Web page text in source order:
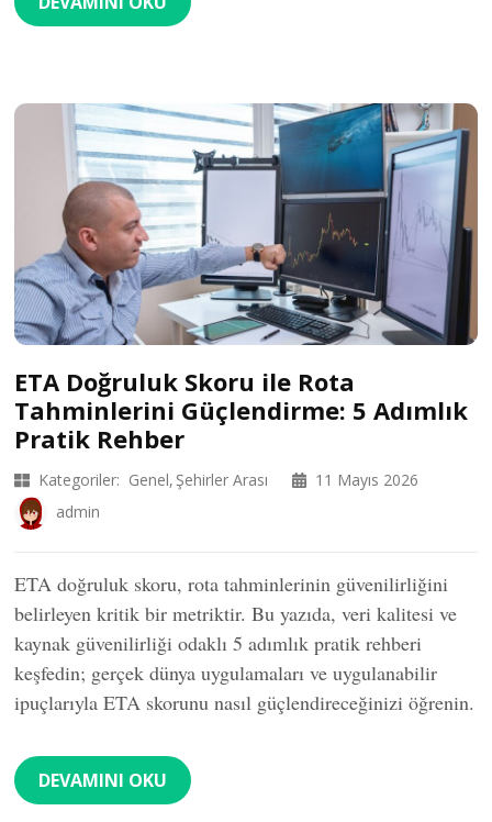
ETA Doğruluk Skoru ile Rota
Tahminlerini Güçlendirme: 5 Adımlık
Pratik Rehber
Kategoriler: Genel Şehirler Arası
11 Mayıs 2026
admin
ETA doğruluk skoru, rota tahminlerinin güvenilirliğini
belirleyen kritik bir metriktir. Bu yazıda, veri kalitesi ve
kaynak güvenilirliği odaklı 5 adımlık pratik rehberi
keşfedin; gerçek dünya uygulamaları ve uygulanabilir
ipuçlarıyla ETA skorunu nasıl güçlendireceğinizi öğrenin.
DEVAMINI OKU